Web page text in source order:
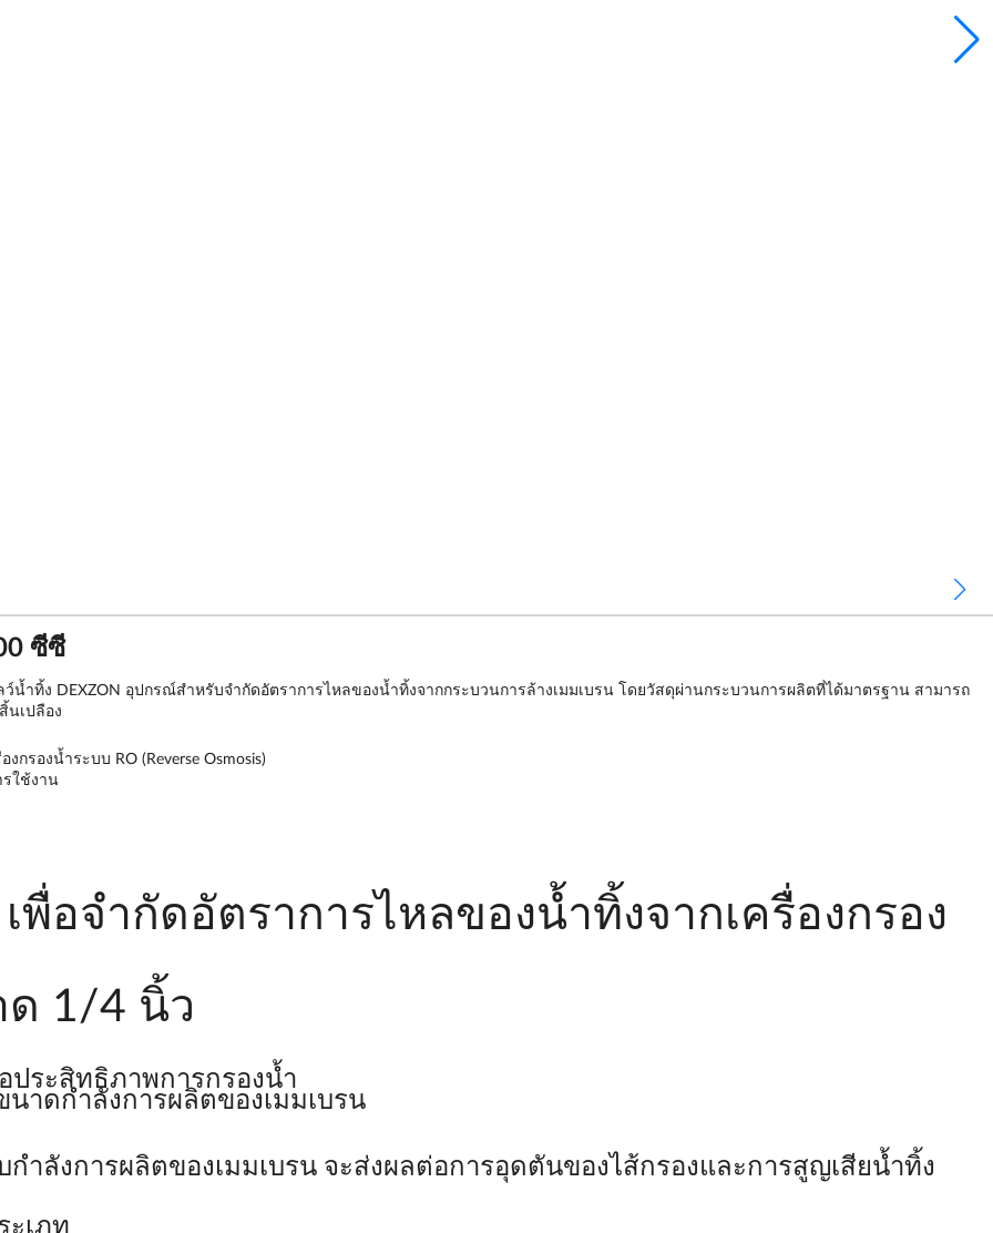
ซีซี
ว์น้ำทิ้ง DEXZON อุปกรณ์สำหรับจำกัดอัตราการไหลของน้ำทิ้งจากกระบวนการล้างเมมเบรน โดยวัสดุผ่านกระบวนการผลิตที่ได้มาตรฐาน สามารถ
นเปลือง
รองน้ำระบบ RO (Reverse Osmosis)
ใช้งาน
พื่อจำกัดอัตราการไหลของน้ำทิ้งจากเครื่องกรอง
1/4 นิ้ว
ประสิทธิภาพการกรองน้ำ
าดกำลังการผลิตของเมมเบรน
ำลังการผลิตของเมมเบรน จะส่งผลต่อการอุดตันของไส้กรองและการสูญเสียน้ำทิ้ง